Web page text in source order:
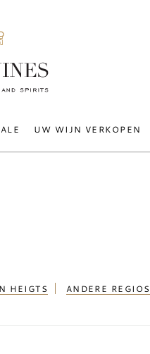
UW WIJN VERKOPEN
HEIGTS ANDERE REGIOS